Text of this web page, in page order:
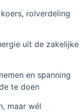
rolverdeling
uit de zakelijke
en spanning
te doen
maar wél